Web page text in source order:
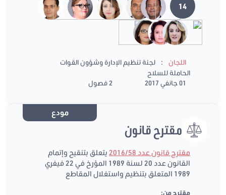
14
اللجان :
لجنة تنظيم الإدارة وشؤون القوات
الحاملة للسلاح
01 جانفي 2017
2 فصول
مودع
مقترح قانون
مقترح قانون عدد 2016/58
يتعلق بتنقيح وإتمام
القانون عدد 20 لسنة 1989 المؤرخ في 22 فيفري
1989 المتعلق بتنظيم واستغلال المقاطع
مقترح من: